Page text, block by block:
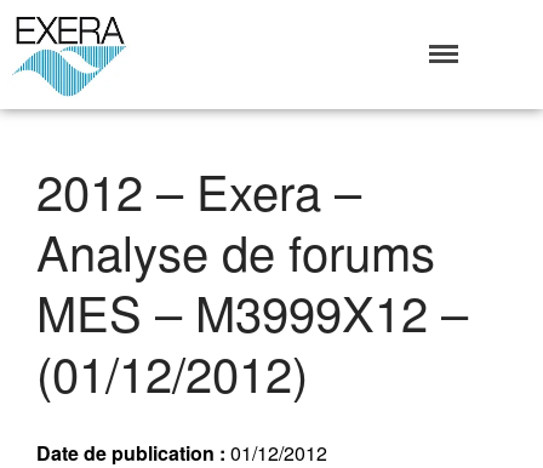
Organisation
Devenir Membre de l’Exera
Opérations
Affaires
Calendrier
Association des EXploitants d'Equipements de mesure,
2012 – Exera –
Analyse de forums
MES – M3999X12 –
(01/12/2012)
Date de publication : 01/12/2012